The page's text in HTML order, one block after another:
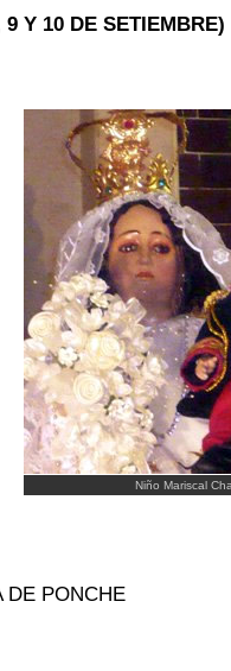
Y 10 DE SETIEMBRE)
Niño Mariscal
DE PONCHE